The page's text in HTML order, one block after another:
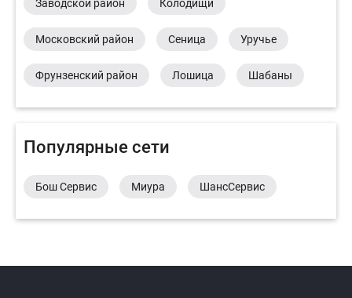
Заводской район Колодищи
Московский район Сеница Уручье
Фрунзенский район Лошица Шабаны
Популярные сети
Бош Сервис Миура ШансСервис